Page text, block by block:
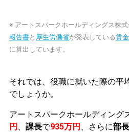
※ アートスパークホールディングス株
報告書と 厚生労働省が発表している賃
に算出しています。
それでは、役職に就いた際の平
でしょうか。
アートスパークホールディング
円
課長で935万円 、さらに部長